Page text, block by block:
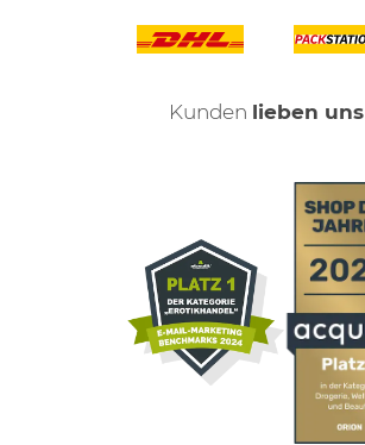
Kunden lieben uns